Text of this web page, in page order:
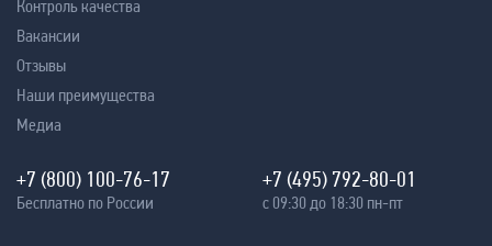
Контроль качества
Вакансии
Отзывы
Наши преимущества
Медиа
+7 (800) 100-76-17
Бесплатно по России
+7 (495) 792-80-01
с 09:30 до 18:30 пн-пт